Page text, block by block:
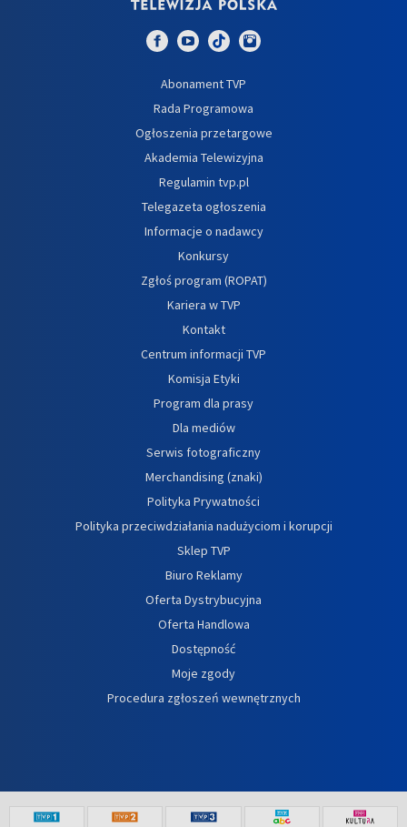
Abonament TVP
Rada Programowa
Ogłoszenia przetargowe
Akademia Telewizyjna
Regulamin tvp.pl
Telegazeta ogłoszenia
Informacje o nadawcy
Konkursy
Zgłoś program (ROPAT)
Kariera w TVP
Kontakt
Centrum informacji TVP
Komisja Etyki
Program dla prasy
Dla mediów
Serwis fotograficzny
Merchandising (znaki)
Polityka Prywatności
Polityka przeciwdziałania nadużyciom i korupcji
Sklep TVP
Biuro Reklamy
Oferta Dystrybucyjna
Oferta Handlowa
Dostępność
Moje zgody
Procedura zgłoszeń wewnętrznych